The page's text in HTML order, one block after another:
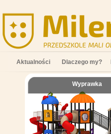
Aktualności Dlaczego my?
Wyprawka